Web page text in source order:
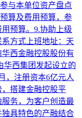
与本单位资产盘点
算及费用预算，参
预算。9.协助上级
方式上班地址：天
西金融控股股份有
华西集团发起设立的
，注册资本6亿元人
搭建金融控股平
务，为客户创造最
具特色的产融结合